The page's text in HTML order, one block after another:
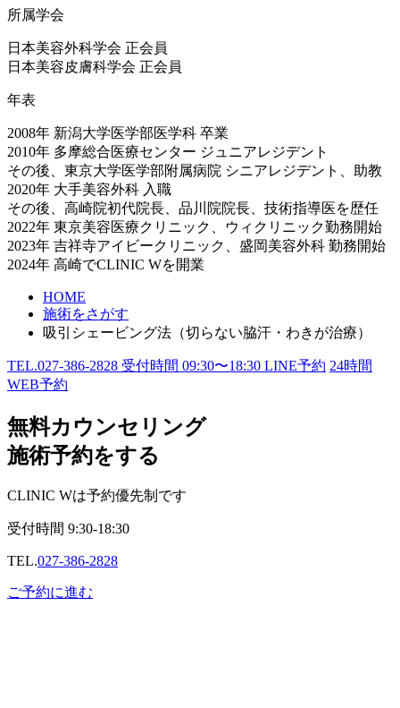
所属学会
日本美容外科学会 正会員
日本美容皮膚科学会 正会員
年表
2008年 新潟大学医学部医学科 卒業
2010年 多摩総合医療センター ジュニアレジデント
その後、東京大学医学部附属病院 シニアレジデント、助教
2020年 大手美容外科 入職
その後、高崎院初代院長、品川院院長、技術指導医を歴任
2022年 東京美容医療クリニック、ウィクリニック勤務開始
2023年 吉祥寺アイビークリニック、盛岡美容外科 勤務開始
2024年 高崎でCLINIC Wを開業
HOME
施術をさがす
吸引シェービング法（切らない脇汗・わきが治療）
TEL.027-386-2828 受付時間 09:30〜18:30 LINE予約 24時間
WEB予約
無料カウンセリング
施術予約をする
CLINIC Wは予約優先制です
受付時間 9:30-18:30
TEL.027-386-2828
ご予約に進む